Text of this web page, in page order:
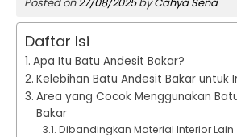
Daftar Isi
Apa Itu Batu Andesit Bakar?
Kelebihan Batu Andesit Bakar untuk
Area yang Cocok Menggunakan
Bakar
Dibandingkan Material Interior Lain